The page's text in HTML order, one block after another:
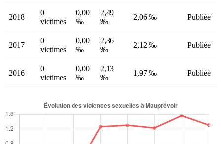
2018
0
victimes
0,00
‰
2,49
‰
2,06 ‰ Publiée
2017
0
victimes
0,00
‰
2,36
‰
2,12 ‰ Publiée
2016
0
victimes
0,00
‰
2,13
‰
1,97 ‰ Publiée